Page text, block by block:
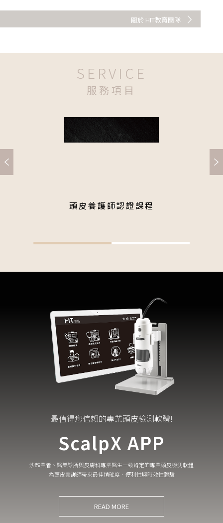
關於 HIT教育團隊
SERVICE
服務項目
頭皮養護師認證課程
最值得您信賴的專業頭皮檢測軟體!
ScalpX APP
沙龍業者、醫美診所與皮膚科專業醫生一致肯定的專業頭皮檢測軟體
為頭皮養護師帶來最佳精確度、便利性與時效性體驗
READ MORE